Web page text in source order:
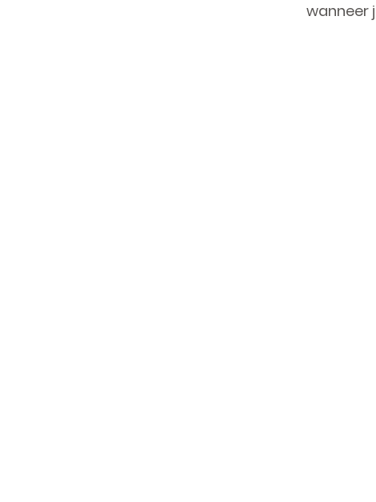
wanneer